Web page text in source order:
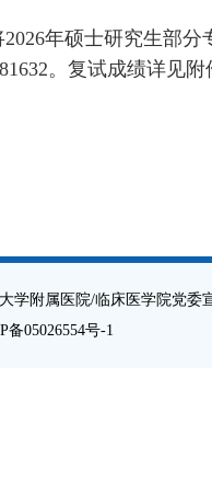
2026年硕士研究生部分
。复试成绩详见附
学附属医院/临床医学院党委
备05026554号-1